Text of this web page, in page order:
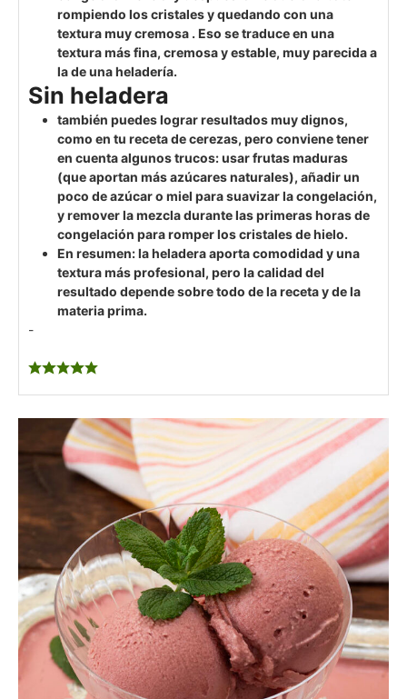
rompiendo los cristales y quedando con una
textura muy cremosa . Eso se traduce en una
textura más fina, cremosa y estable, muy parecida a
la de una heladería.
Sin heladera
también puedes lograr resultados muy dignos,
como en tu receta de cerezas, pero conviene tener
en cuenta algunos trucos: usar frutas maduras
(que aportan más azúcares naturales), añadir un
poco de azúcar o miel para suavizar la congelación,
y remover la mezcla durante las primeras horas de
congelación para romper los cristales de hielo.
En resumen: la heladera aporta comodidad y una
textura más profesional, pero la calidad del
resultado depende sobre todo de la receta y de la
materia prima.
-